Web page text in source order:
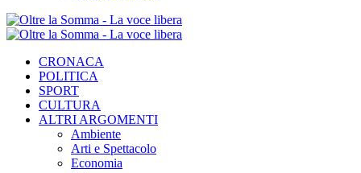
CRONACA
POLITICA
SPORT
CULTURA
ALTRI ARGOMENTI
Ambiente
Arti e Spettacolo
Economia